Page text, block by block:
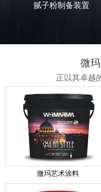
碳酸钙研磨装置
微玛
正以其卓越
微玛艺术涂料